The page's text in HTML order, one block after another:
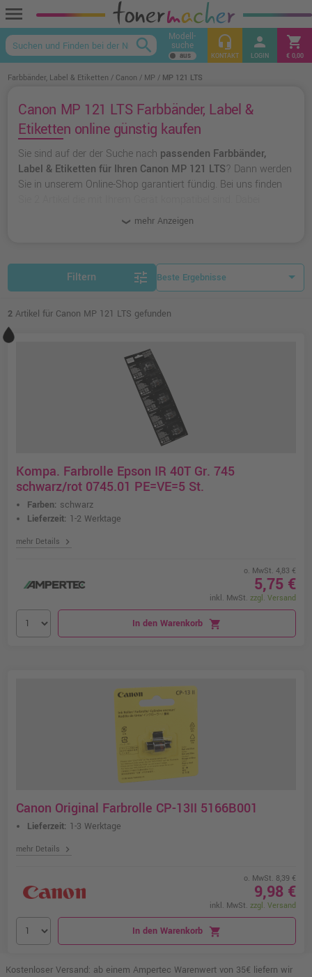
menu
keyboard_arrow_up
search Modell-
suche headset_mic
KONTAKT
person
LOGIN
shopping_cart
€ 0,00
Farbbänder, Label & Etiketten Canon MP MP 121 LTS
Canon MP 121 LTS Farbbänder, Label &
Etiketten online günstig kaufen
Sie sind auf der der Suche nach passenden Farbbänder,
Label & Etiketten für Ihren Canon MP 121 LTS? Dann werden
Sie in unserem Online-Shop garantiert fündig. Bei uns finden
originalen Farbbänder, Label & Etiketten von
unserer Hausmarke Ampertec
mehr Anzeigen
Filtern tune
2 Artikel für Canon MP 121 LTS gefunden
Kompa. Farbrolle Epson IR 40T Gr. 745
schwarz/rot 0745.01 PE=VE=5 St.
Farben: schwarz
Lieferzeit: 1-2 Werktage
mehr Details chevron_right
o. MwSt. 4,83 €
5,75 €
inkl. MwSt. zzgl. Versand
In den Warenkorb shopping_cart
Canon Original Farbrolle CP-13II 5166B001
Lieferzeit: 1-3 Werktage
mehr Details chevron_right
o. MwSt. 8,39 €
9,98 €
inkl. MwSt. zzgl. Versand
In den Warenkorb shopping_cart
Kostenloser Versand: ab einem Ampertec Warenwert von 35€ liefern wir